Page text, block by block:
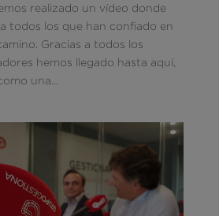
realizado un vídeo donde
todos los que han confiado en
Gracias a todos los
hemos llegado hasta aquí,
una...